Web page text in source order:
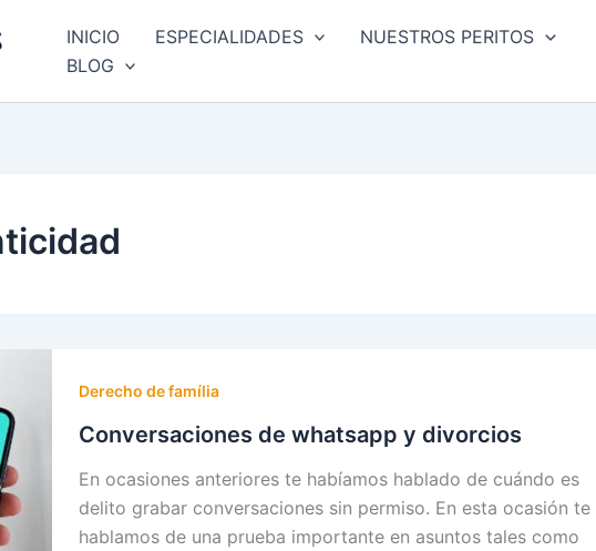
INICIO ESPECIALIDADES
NUESTROS PERITOS
BLOG
Derecho de família
Conversaciones de whatsapp y divorcios
En ocasiones anteriores te habíamos hablado de cuándo es
delito grabar conversaciones sin permiso. En esta ocasión te
hablamos de una prueba importante en asuntos tales como